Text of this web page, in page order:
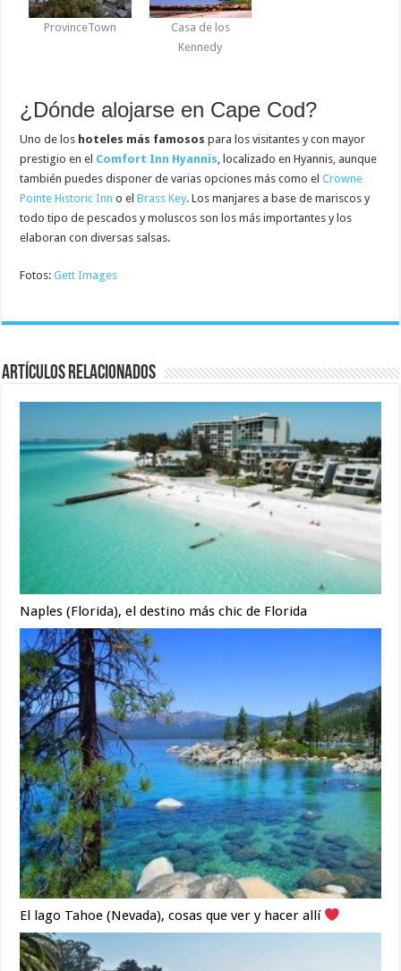
ProvinceTown
Casa de los
Kennedy
¿Dónde alojarse en Cape Cod?
Uno de los hoteles más famosos para los visitantes y con mayor
prestigio en el Comfort Inn Hyannis , localizado en Hyannis, aunque
también puedes disponer de varias opciones más como elCrowne
Pointe Historic Inn o elBrass Key. Los manjares a base de mariscos y
todo tipo de pescados y moluscos son los más importantes y los
elaboran con diversas salsas.
Fotos:Gett Images
Artículos relacionados
Naples (Florida), el destino más chic de Florida
El lago Tahoe (Nevada), cosas que ver y hacer allí